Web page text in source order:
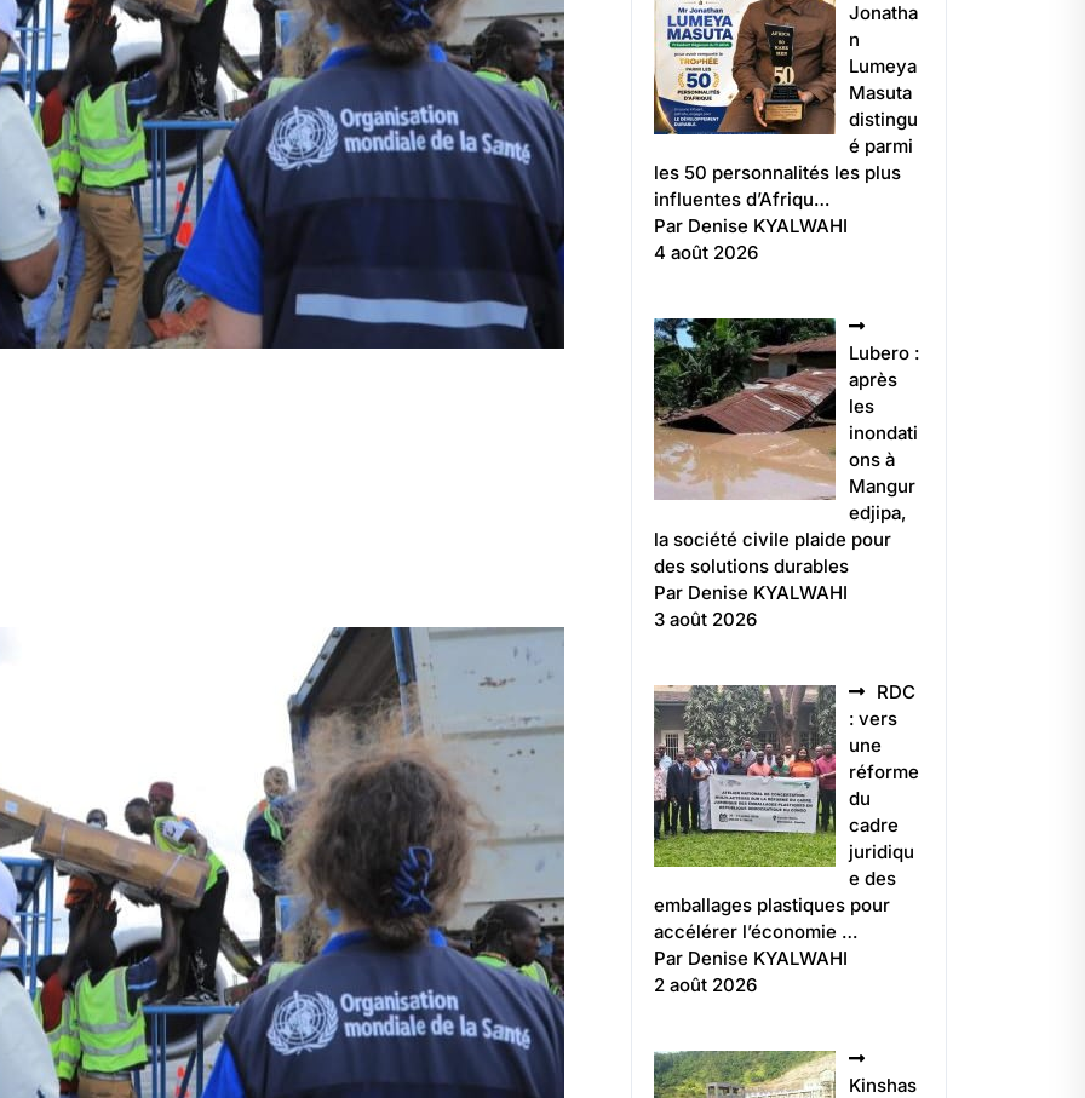
Jonatha
n
Lumeya
Masuta
distingu
é parmi
les 50 personnalités les plus
influentes d’Afriqu…
Par Denise KYALWAHI
4 août 2026
Lubero :
après
les
inondati
ons à
Mangur
edjipa,
la société civile plaide pour
des solutions durables
Par Denise KYALWAHI
3 août 2026
RDC
: vers
une
réforme
du
cadre
juridiqu
e des
emballages plastiques pour
accélérer l’économie …
Par Denise KYALWAHI
2 août 2026
Kinshas